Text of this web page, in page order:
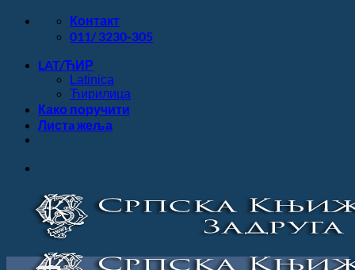
Прескочи
Контакт
011/ 3230-305
LAT/ЋИР
Latinica
Ћирилица
Како поручити
Листa жеља